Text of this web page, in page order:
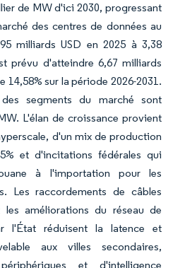
de MW d'ici 2030, progressant
des centres de données au
milliards USD en 2025 à 3,38
prévu d'atteindre 6,67 milliards
14,58% sur la période 2026-2031.
segments du marché sont
L'élan de croissance provient
d'un mix de production
et d'incitations fédérales qui
à l'importation pour les
Les raccordements de câbles
les améliorations du réseau de
l'État réduisent la latence et
aux villes secondaires,
et d'intelligence